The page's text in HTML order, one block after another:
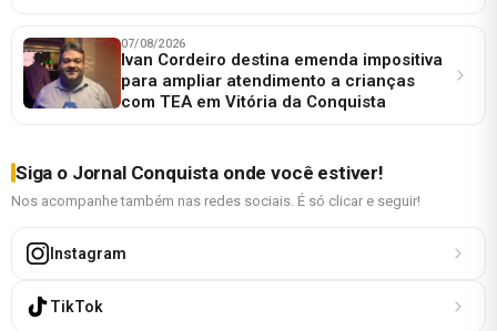
07/08/2026
Ivan Cordeiro destina emenda impositiva
para ampliar atendimento a crianças
com TEA em Vitória da Conquista
Siga o Jornal Conquista onde você estiver!
Nos acompanhe também nas redes sociais. É só clicar e seguir!
Instagram
TikTok